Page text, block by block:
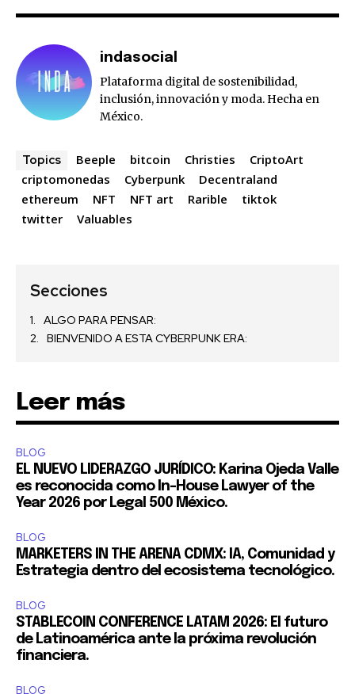
indasocial
Plataforma digital de sostenibilidad,
inclusión, innovación y moda. Hecha en
México.
Topics Beeple bitcoin Christies
CriptoArt
criptomonedas
Cyberpunk
Decentraland
ethereum
NFT NFT art Rarible
tiktok
twitter
Valuables
Secciones
ALGO PARA PENSAR:
BIENVENIDO A ESTA CYBERPUNK ERA:
Leer más
BLOG
EL NUEVO LIDERAZGO JURÍDICO: Karina Ojeda Valle
es reconocida como In-House Lawyer of the
Year 2026 por Legal 500 México.
BLOG
MARKETERS IN THE ARENA CDMX: IA, Comunidad y
Estrategia dentro del ecosistema tecnológico.
BLOG
STABLECOIN CONFERENCE LATAM 2026: El futuro
de Latinoamérica ante la próxima revolución
financiera.
BLOG